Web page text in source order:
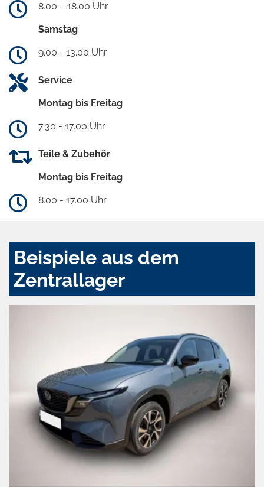
8.00 – 18.00 Uhr
Samstag
9.00 - 13.00 Uhr
Service
Montag bis Freitag
7.30 - 17.00 Uhr
Teile & Zubehör
Montag bis Freitag
8.00 - 17.00 Uhr
Beispiele aus dem
Zentrallager